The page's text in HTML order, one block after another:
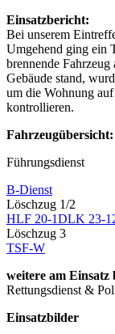
Einsatzbericht:
Bei unserem
Umgehend ging ein
brennende
Gebäude stand,
um die Wohnung
kontrollieren.
Fahrzeugübersicht:
Führungsdienst
B-Dienst
Löschzug 1/2
HLF 20-1DLK 23-
Löschzug 3
TSF-W
weitere am Einsatz
Rettungsdienst &
Einsatzbilder